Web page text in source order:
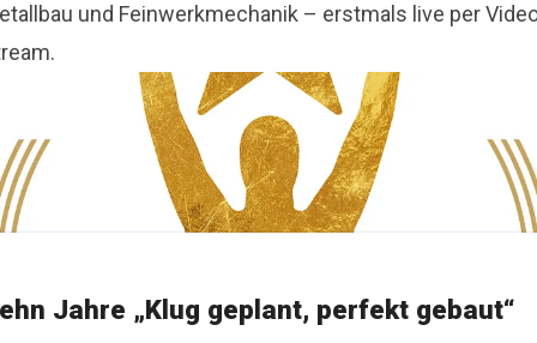
und Feinwerkmechanik – erstmals live per
Jahre „Klug geplant, perfekt gebaut“